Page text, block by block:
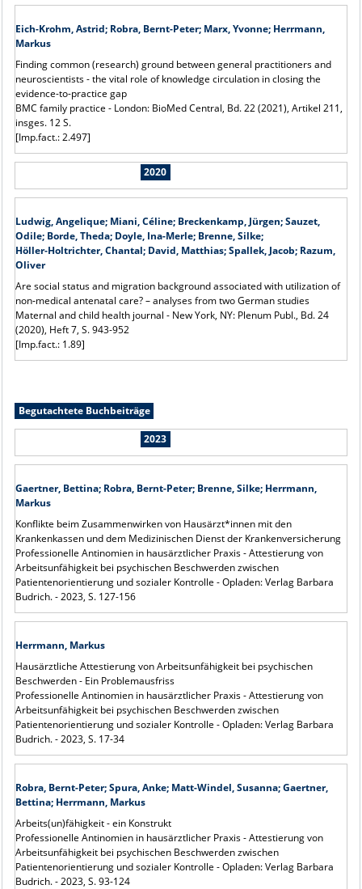
Eich-Krohm, Astrid; Robra, Bernt-Peter; Marx, Yvonne; Herrmann,
Markus
Finding common (research) ground between general practitioners and
neuroscientists - the vital role of knowledge circulation in closing the
evidence-to-practice gap
BMC family practice - London: BioMed Central, Bd. 22 (2021), Artikel 211,
insges. 12 S.
[Imp.fact.: 2.497]
2020
Ludwig, Angelique; Miani, Céline; Breckenkamp, Jürgen; Sauzet,
Odile; Borde, Theda; Doyle, Ina-Merle; Brenne, Silke;
Höller‑Holtrichter, Chantal; David, Matthias; Spallek, Jacob; Razum,
Oliver
Are social status and migration background associated with utilization of
non‑medical antenatal care? – analyses from two German studies
Maternal and child health journal - New York, NY: Plenum Publ., Bd. 24
(2020), Heft 7, S. 943-952
[Imp.fact.: 1.89]
Begutachtete Buchbeiträge
2023
Gaertner, Bettina; Robra, Bernt-Peter; Brenne, Silke; Herrmann,
Markus
Konflikte beim Zusammenwirken von Hausärzt*innen mit den
Krankenkassen und dem Medizinischen Dienst der Krankenversicherung
Professionelle Antinomien in hausärztlicher Praxis - Attestierung von
Arbeitsunfähigkeit bei psychischen Beschwerden zwischen
Patientenorientierung und sozialer Kontrolle - Opladen: Verlag Barbara
Budrich. - 2023, S. 127-156
Herrmann, Markus
Hausärztliche Attestierung von Arbeitsunfähigkeit bei psychischen
Beschwerden - Ein Problemausfriss
Professionelle Antinomien in hausärztlicher Praxis - Attestierung von
Arbeitsunfähigkeit bei psychischen Beschwerden zwischen
Patientenorientierung und sozialer Kontrolle - Opladen: Verlag Barbara
Budrich. - 2023, S. 17-34
Robra, Bernt-Peter; Spura, Anke; Matt-Windel, Susanna; Gaertner,
Bettina; Herrmann, Markus
Arbeits(un)fähigkeit - ein Konstrukt
Professionelle Antinomien in hausärztlicher Praxis - Attestierung von
Arbeitsunfähigkeit bei psychischen Beschwerden zwischen
Patientenorientierung und sozialer Kontrolle - Opladen: Verlag Barbara
Budrich. - 2023, S. 93-124